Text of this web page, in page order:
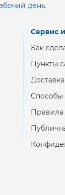
день.
Сервис
Как
Пункты
Способы